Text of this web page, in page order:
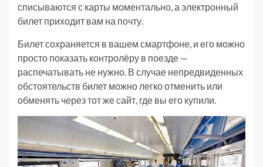
списываются с карты моментально, а электронный
билет приходит вам на почту.
Билет сохраняется в вашем смартфоне, и его можно
просто показать контролёру в поезде —
распечатывать не нужно. В случае непредвиденных
обстоятельств билет можно легко отменить или
обменять через тот же сайт, где вы его купили.